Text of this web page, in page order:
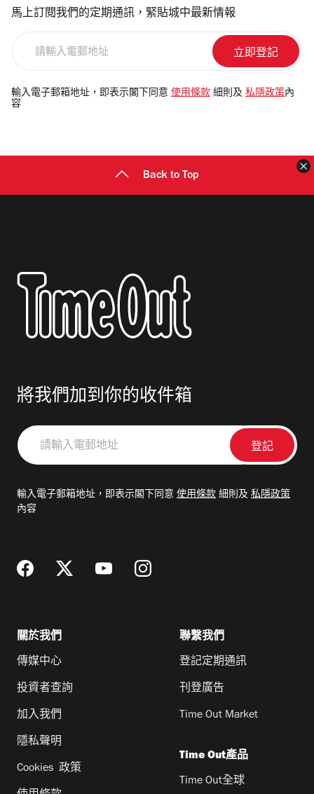
馬上訂閱我們的定期通訊，緊貼城中最新情報
電
郵
輸入電子郵箱地址，即表示閣下同意 使用條款 細則及 私隱政策 內
容
Back to Top
將我們加到你的收件箱
請
輸
郵
輸入電子郵箱地址，即表示閣下同意 使用條款 細則及 私隱政策
內容
關於我們
傳媒中心
投資者查詢
加入我們
隱私聲明
Cookies 政策
聯繫我們
登記定期通訊
刊登廣告
Time Out Market
Time Out產品
Time Out全球